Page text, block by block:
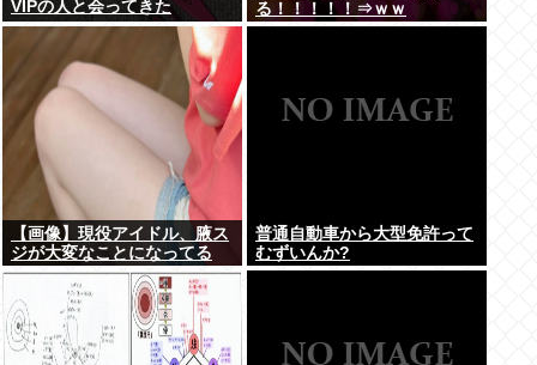
VIPの人と会ってきた
る！！！！！⇒ｗｗ
【画像】現役アイドル、腋ス
ジが大変なことになってる
www
普通自動車から大型免許って
むずいんか?